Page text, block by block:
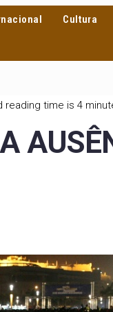
Cultura
reading time is 4